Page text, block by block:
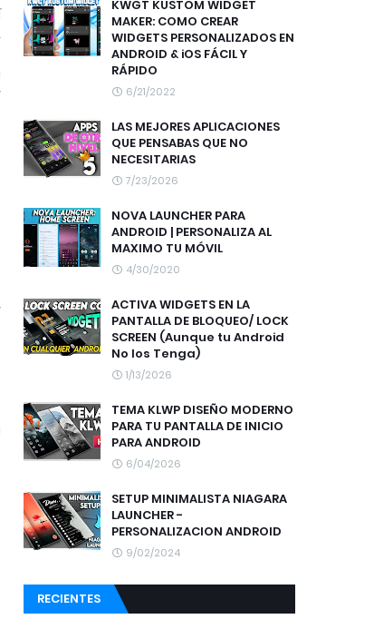
KWGT KUSTOM WIDGET
MAKER: COMO CREAR
WIDGETS PERSONALIZADOS EN
ANDROID & iOS FÁCIL Y
RÁPIDO
6/21/2022
LAS MEJORES APLICACIONES
QUE PENSABAS QUE NO
NECESITARIAS
7/23/2026
NOVA LAUNCHER PARA
ANDROID | PERSONALIZA AL
MAXIMO TU MÓVIL
4/30/2020
ACTIVA WIDGETS EN LA
PANTALLA DE BLOQUEO/ LOCK
SCREEN (Aunque tu Android
No los Tenga)
1/13/2026
TEMA KLWP DISEÑO MODERNO
PARA TU PANTALLA DE INICIO
PARA ANDROID
6/04/2026
SETUP MINIMALISTA NIAGARA
LAUNCHER -
PERSONALIZACION ANDROID
9/02/2024
RECIENTES